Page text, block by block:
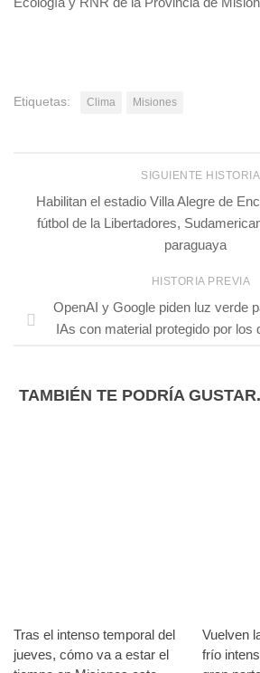
Etiquetas: Clima Misiones
SIGUIENTE HISTORIA
Habilitan el estadio Villa Alegre de
fútbol de la Libertadores,
paraguaya
HISTORIA PREVIA
OpenAI y Google piden luz verde
IAs con material protegido por los
TAMBIÉN TE PODRÍA
Tras el intenso temporal del
jueves, cómo va a estar el
Vuelven
frío